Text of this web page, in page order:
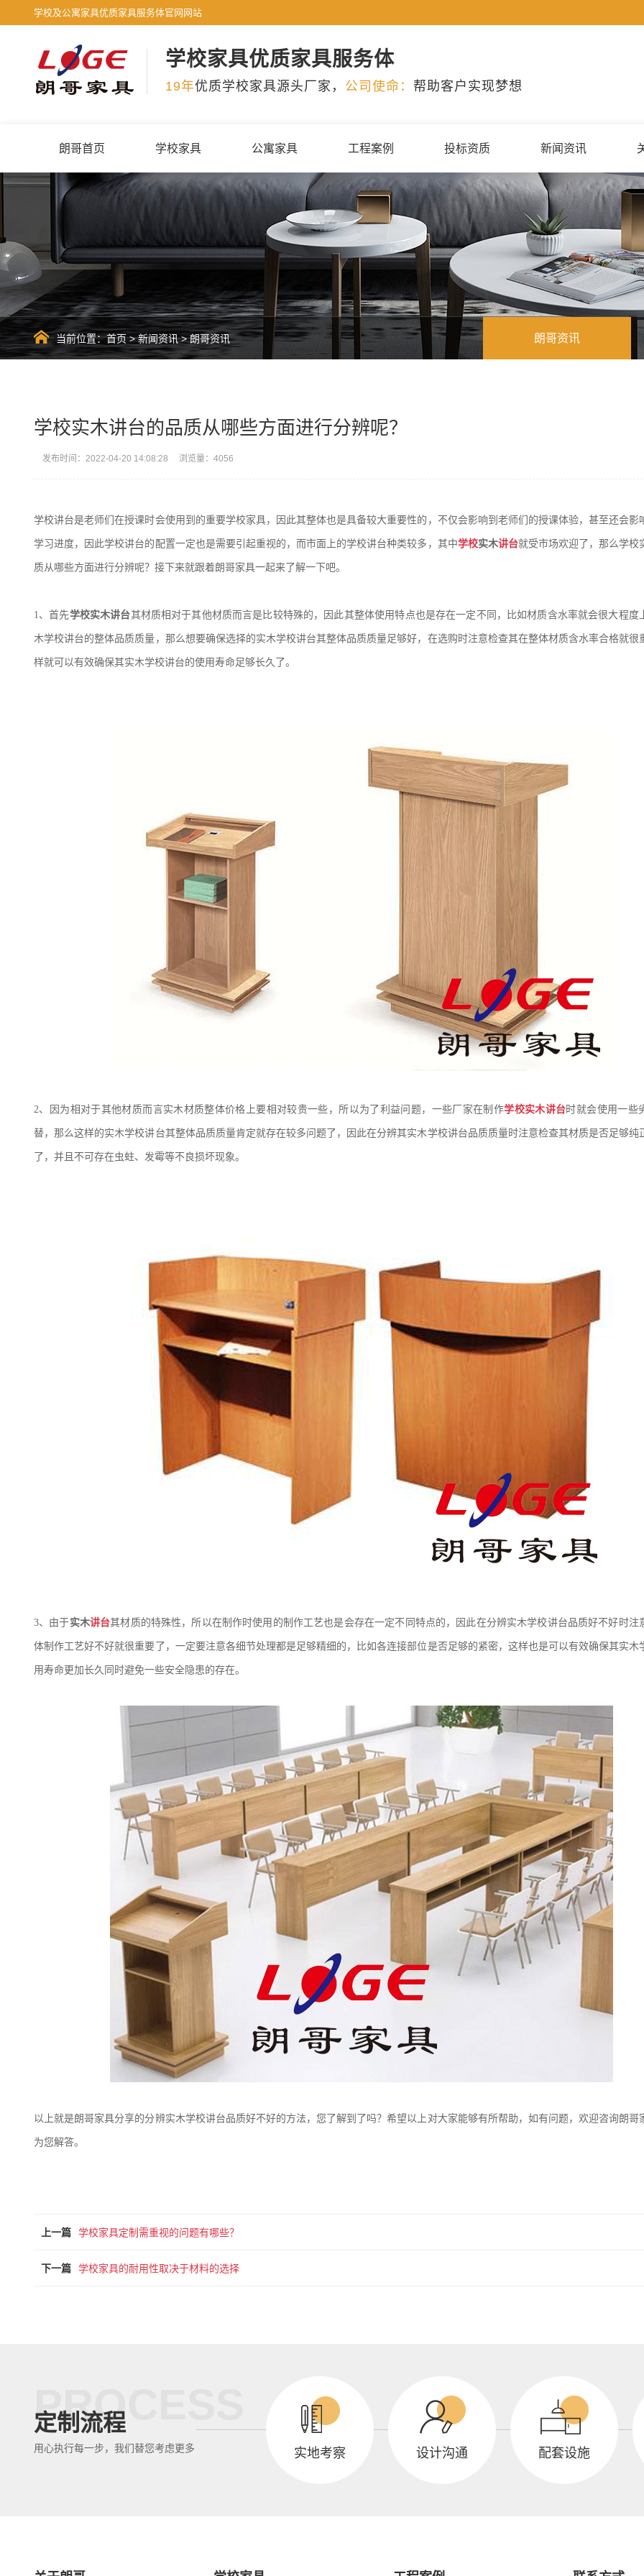
学校及公寓家具优质家具服务体官网网站
学校家具优质家具服务体
19年优质学校家具源头厂家， 公司使命： 帮助客户实现梦想
朗哥首页 学校家具 公寓家具 工程案例 投标资质 新闻资讯
当前位置：首页>新闻资讯>朗哥资讯 朗哥资讯
学校实木讲台的品质从哪些方面进行分辨呢？
发布时间：2022-04-20 14:08:28 浏览量：4056
学校讲台是老师们在授课时会使用到的重要学校家具，因此其整体也是具备较大重要性的，不仅会影响到老师们的授课体验，甚至还会影
学习进度，因此学校讲台的配置一定也是需要引起重视的，而市面上的学校讲台种类较多，其中学校实木讲台就受市场欢迎了，那么学校
质从哪些方面进行分辨呢？接下来就跟着朗哥家具一起来了解一下吧。
1、首先学校实木讲台其材质相对于其他材质而言是比较特殊的，因此其整体使用特点也是存在一定不同，比如材质含水率就会很大程度
木学校讲台的整体品质质量，那么想要确保选择的实木学校讲台其整体品质质量足够好，在选购时注意检查其在整体材质含水率合格就很
样就可以有效确保其实木学校讲台的使用寿命足够长久了。
2、 因为相对于其他材质而言实木材质整体价格上要相对较贵一些，所以为了利益问题，一些厂家在制作学校实木讲台时就会使用一些
替，那么这样的实木学校讲台其整体品质质量肯定就存在较多问题了，因此在分辨其实木学校讲台品质质量时注意检查其材质是否足够纯
了，并且不可存在虫蛀、发霉等不良损坏现象。
3、 由于实木讲台其材质的特殊性，所以在制作时使用的制作工艺也是会存在一定不同特点的，因此在分辨实木学校讲台品质好不好时注
体制作工艺好不好就很重要了，一定要注意各细节处理都是足够精细的，比如各连接部位是否足够的紧密，这样也是可以有效确保其实木
用寿命更加长久同时避免一些安全隐患的存在。
以上就是朗哥家具分享的分辨实木学校讲台品质好不好的方法，您了解到了吗？希望以上对大家能够有所帮助，如有问题，欢迎咨询朗哥
为您解答。
上一篇 学校家具定制需重视的问题有哪些？
下一篇 学校家具的耐用性取决于材料的选择
PROCESS
定制流程
用心执行每一步，我们替您考虑更多 实地考察 设计沟通 配套设施